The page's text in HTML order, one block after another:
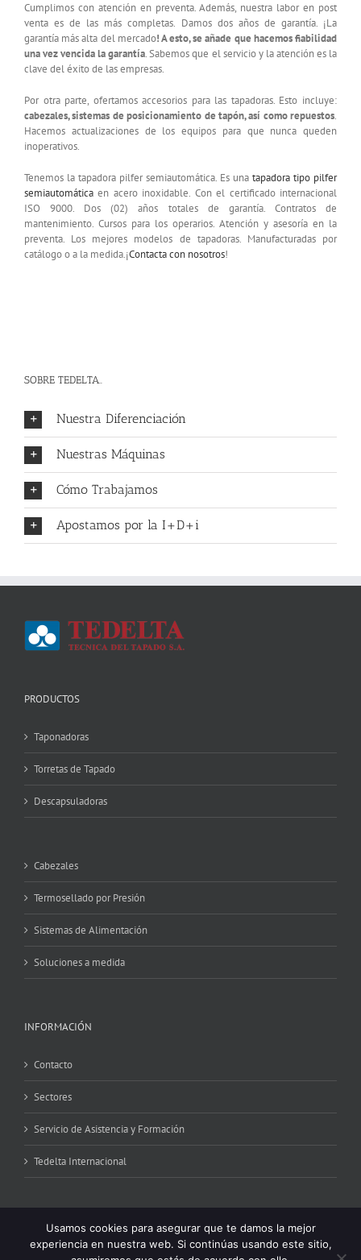
Cumplimos con atención en preventa. Además, nuestra labor en post
venta es de las más completas. Damos dos años de garantía. ¡La
garantía más alta del mercado! A esto, se añade que hacemos fiabilidad
una vez vencida la garantía. Sabemos que el servicio y la atención es la
clave del éxito de las empresas.
Por otra parte, ofertamos accesorios para las tapadoras. Esto incluye:
cabezales, sistemas de posicionamiento de tapón, así como repuestos.
Hacemos actualizaciones de los equipos para que nunca queden
inoperativos.
Tenemos la tapadora pilfer semiautomática. Es una tapadora tipo pilfer
semiautomática en acero inoxidable. Con el certificado internacional
ISO 9000. Dos (02) años totales de garantía. Contratos de
mantenimiento. Cursos para los operarios. Atención y asesoría en la
preventa. Los mejores modelos de tapadoras. Manufacturadas por
catálogo o a la medida.¡Contacta con nosotros!
SOBRE TEDELTA..
Nuestra Diferenciación
Nuestras Máquinas
Cómo Trabajamos
Apostamos por la I+D+i
PRODUCTOS
Taponadoras
Torretas de Tapado
Descapsuladoras
Cabezales
Termosellado por Presión
Sistemas de Alimentación
Soluciones a medida
INFORMACIÓN
Contacto
Sectores
Servicio de Asistencia y Formación
Tedelta Internacional
Usamos cookies para asegurar que te damos la mejor
experiencia en nuestra web. Si continúas usando este sitio,